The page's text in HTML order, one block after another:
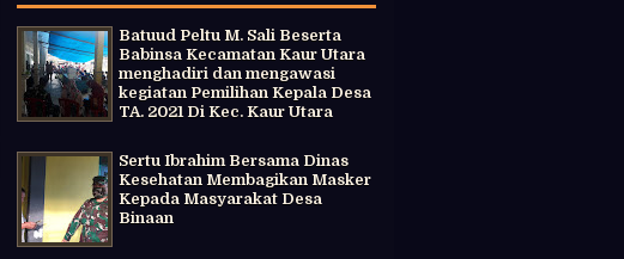
Batuud Peltu M. Sali Beserta
Babinsa Kecamatan Kaur Utara
menghadiri dan mengawasi
kegiatan Pemilihan Kepala Desa
TA. 2021 Di Kec. Kaur Utara
Sertu Ibrahim Bersama Dinas
Kesehatan Membagikan Masker
Kepada Masyarakat Desa
Binaan